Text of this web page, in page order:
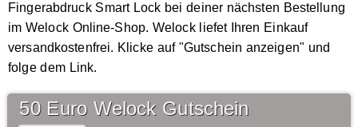
Fingerabdruck Smart Lock bei deiner nächsten Bestellung
im Welock Online-Shop. Welock liefet Ihren Einkauf
versandkostenfrei. Klicke auf "Gutschein anzeigen" und
folge dem Link.
50 Euro Welock Gutschein